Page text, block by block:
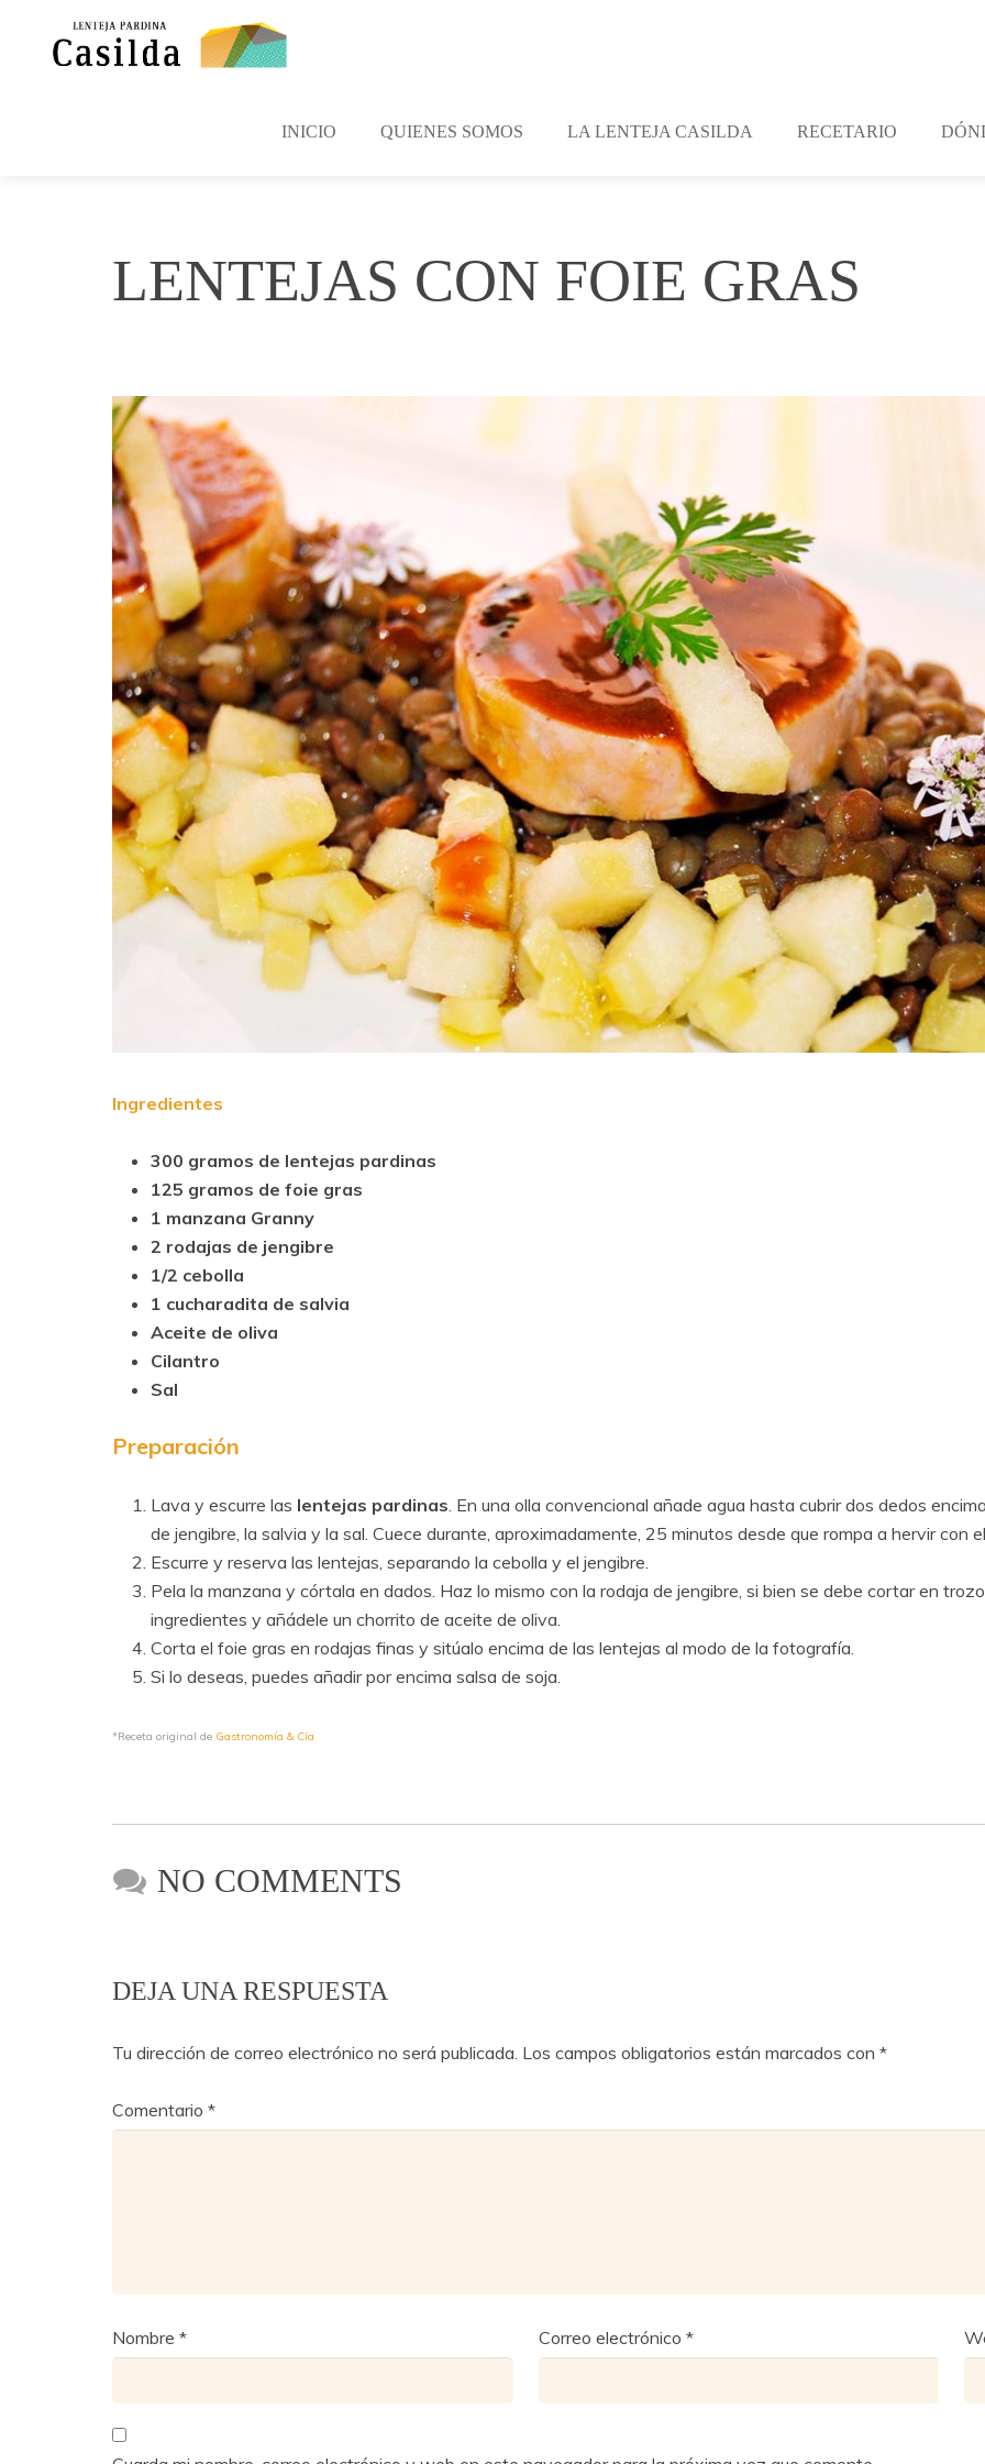
INICIO QUIENES SOMOS LA LENTEJA CASILDA RECETARIO
LENTEJAS CON FOIE GRAS
Ingredientes
300 gramos de lentejas pardinas
125 gramos de foie gras
1 manzana Granny
2 rodajas de jengibre
1/2 cebolla
1 cucharadita de salvia
Aceite de oliva
Cilantro
Sal
Preparación
Lava y escurre las lentejas pardinas. En una olla convencional añade agua hasta cubrir dos dedos
de jengibre, la salvia y la sal. Cuece durante, aproximadamente, 25 minutos desde que rompa a hervir con
Escurre y reserva las lentejas, separando la cebolla y el jengibre.
Pela la manzana y córtala en dados. Haz lo mismo con la rodaja de jengibre, si bien se debe cortar en
ingredientes y añádele un chorrito de aceite de oliva.
Corta el foie gras en rodajas finas y sitúalo encima de las lentejas al modo de la fotografía.
Si lo deseas, puedes añadir por encima salsa de soja.
*Receta original de Gastronomía & Cía
NO COMMENTS
DEJA UNA RESPUESTA
Tu dirección de correo electrónico no será publicada. Los campos obligatorios están marcados con *
Comentario *
Nombre * Correo electrónico *